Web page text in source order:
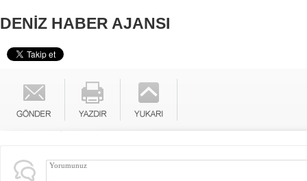
DENİZ HABER AJANSI